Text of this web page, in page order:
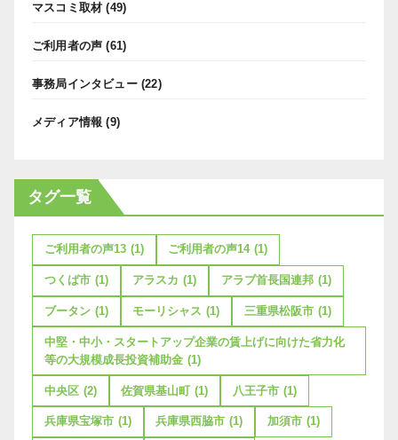
マスコミ取材 (49)
ご利用者の声 (61)
事務局インタビュー(22)
メディア情報 (9)
タグ一覧
ご利用者の声13 (1) ご利用者の声14 (1)
つくば市 (1) アラスカ (1) アラブ首長国連邦 (1)
ブータン (1) モーリシャス (1) 三重県松阪市 (1)
中堅・中小・スタートアップ企業の賃上げに向けた省力化
等の大規模成長投資補助金 (1)
中央区 (2) 佐賀県基山町 (1) 八王子市 (1)
兵庫県宝塚市 (1) 兵庫県西脇市 (1) 加須市 (1)